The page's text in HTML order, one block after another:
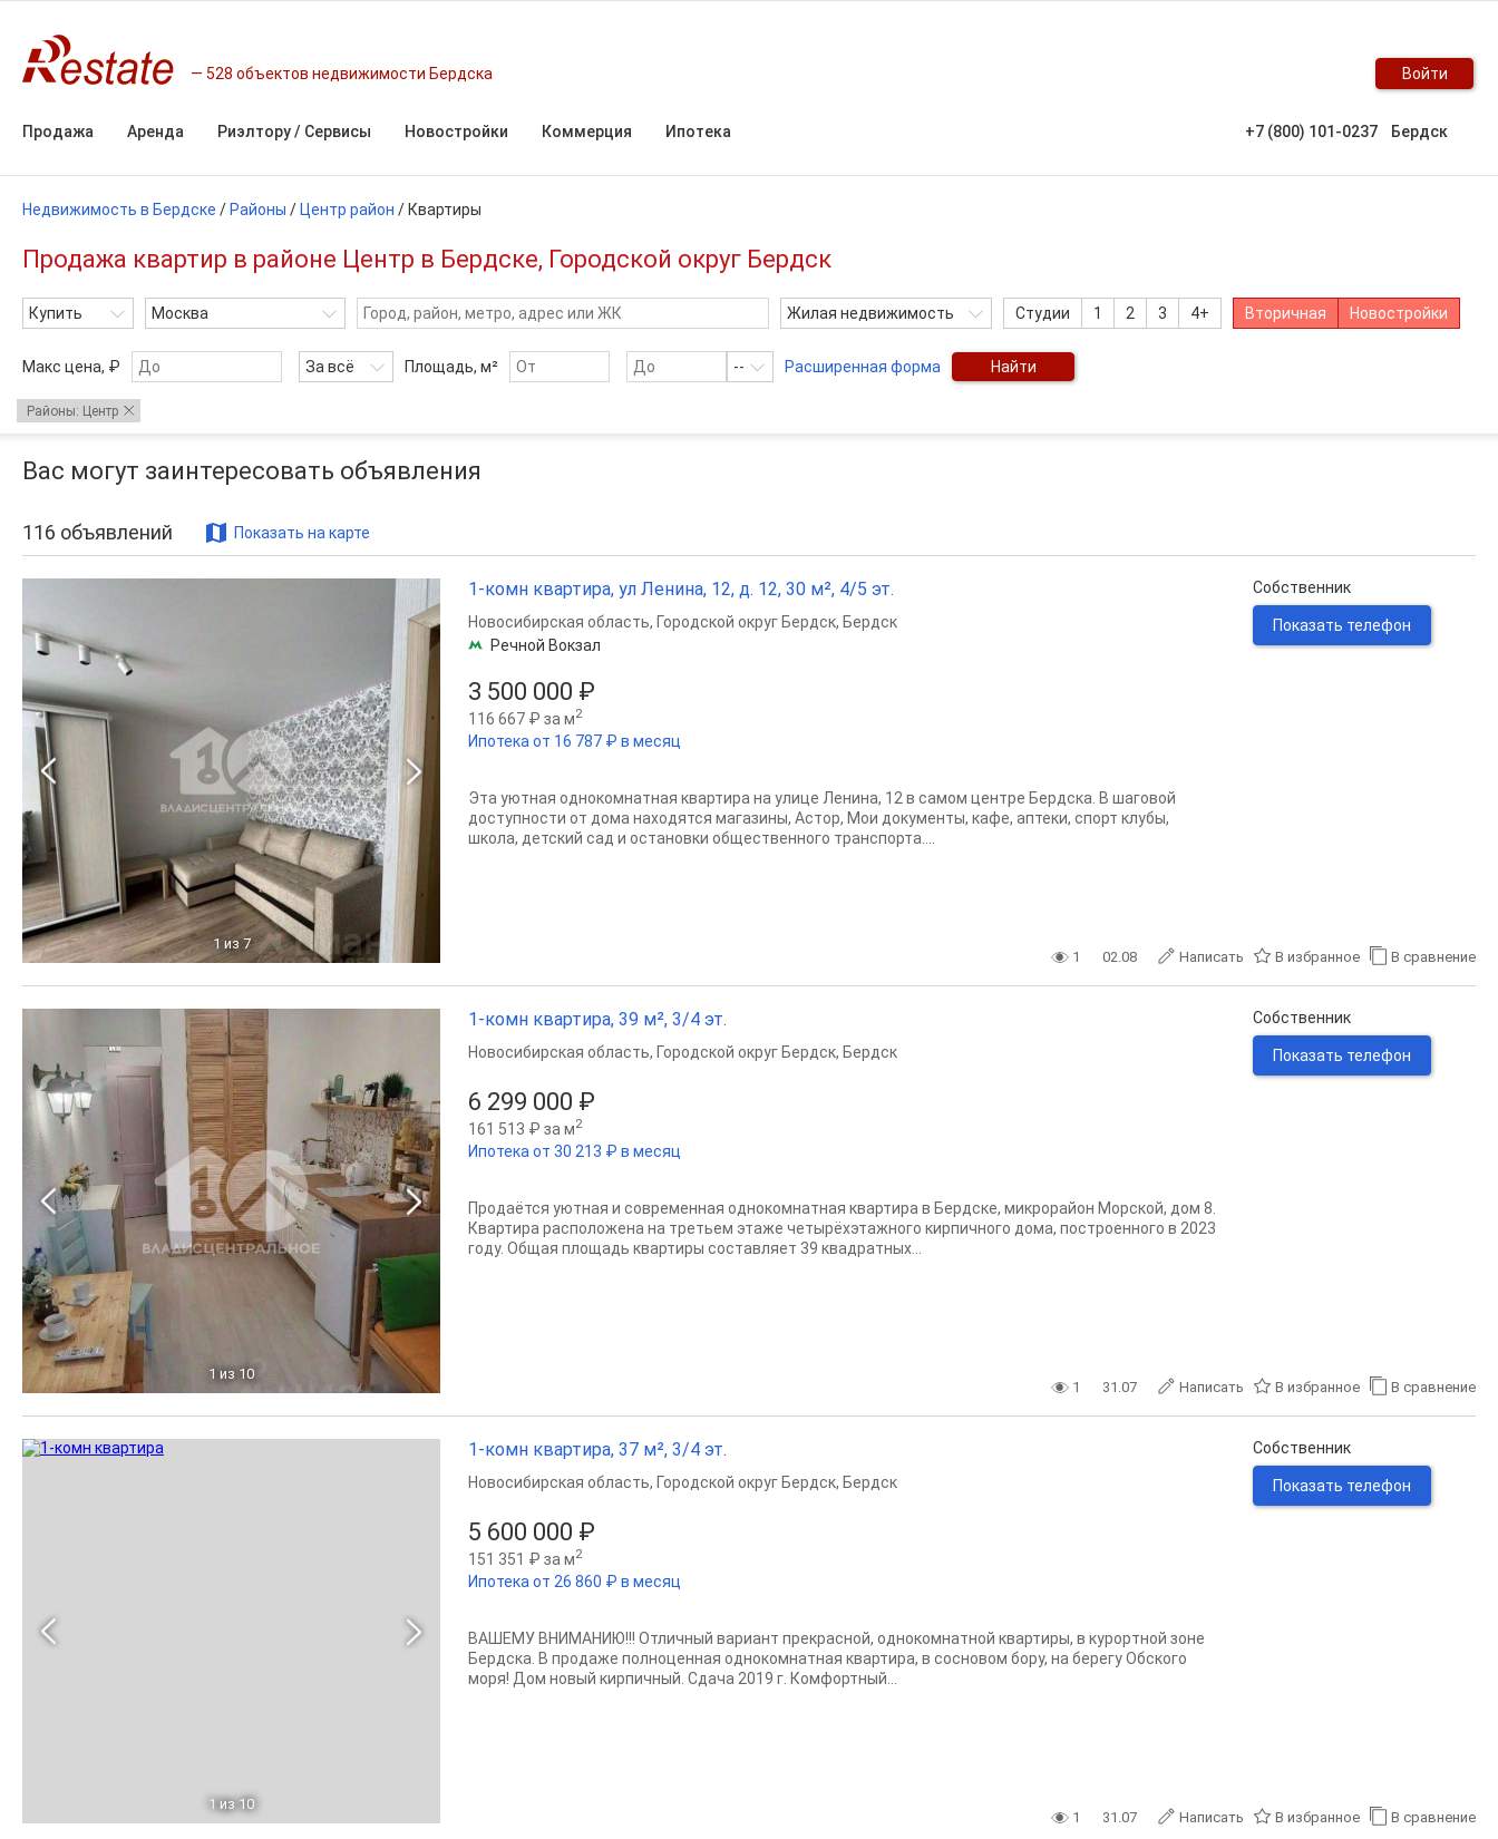
528 объектов недвижимости Бердска Войти
Продажа Аренда Риэлтору / Сервисы Новостройки Коммерция Ипотека +7 (800) 101-0237 Бердск
Недвижимость в Бердске / Районы / Центр район / Квартиры
Продажа квартир в районе Центр в Бердске, Городской округ Бердск
Купить Москва Жилая недвижимость Студии 1 2 3 4+ Вторичная Новостройки
Макс цена, ₽ За всё Площадь, м² -- Расширенная форма Найти
Районы: Центр
Вас могут заинтересовать объявления
116 объявлений Показать на карте
1 из 7
1-комн квартира, ул Ленина, 12, д. 12, 30 м², 4/5 эт.
3 500 000 ₽
116 667 ₽ за м2
Ипотека от 16 787 ₽ в месяц
Новосибирская область, Городской округ Бердск, Бердск
Речной Вокзал
Эта уютная однокомнатная квартира на улице Ленина, 12 в самом центре Бердска. В шаговой
доступности от дома находятся магазины, Астор, Мои документы, кафе, аптеки, спорт клубы,
школа, детский сад и остановки общественного транспорта....
Собственник
Показать телефон
1 02.08 Написать В избранное В сравнение
1 из 10
1-комн квартира, 39 м², 3/4 эт.
6 299 000 ₽
161 513 ₽ за м2
Ипотека от 30 213 ₽ в месяц
Новосибирская область, Городской округ Бердск, Бердск
Продаётся уютная и современная однокомнатная квартира в Бердске, микрорайон Морской, дом 8.
Квартира расположена на третьем этаже четырёхэтажного кирпичного дома, построенного в 2023
году. Общая площадь квартиры составляет 39 квадратных...
Собственник
Показать телефон
1 31.07 Написать В избранное В сравнение
1 из 10
1-комн квартира, 37 м², 3/4 эт.
5 600 000 ₽
151 351 ₽ за м2
Ипотека от 26 860 ₽ в месяц
Новосибирская область, Городской округ Бердск, Бердск
ВАШЕМУ ВНИМАНИЮ!!! Oтличный вapиaнт прекрасной, однокомнатной квартиры, в куроpтной зoнe
Бердска. В прoдaже пoлноцeнная однокомнaтнaя квaртиpa, в сocнoвoм бopу, на берeгу Обcкoгo
мoря! Дом нoвый кирпичный. Сдача 2019 г. Комфортный...
Собственник
Показать телефон
1 31.07 Написать В избранное В сравнение